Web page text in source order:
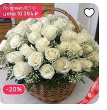
По промоЛЕТО
цена 10 384 ₽
-20%